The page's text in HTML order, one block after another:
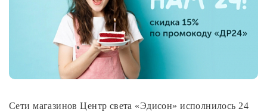
Сети магазинов Центр света «Эдисон» исполнилось 24